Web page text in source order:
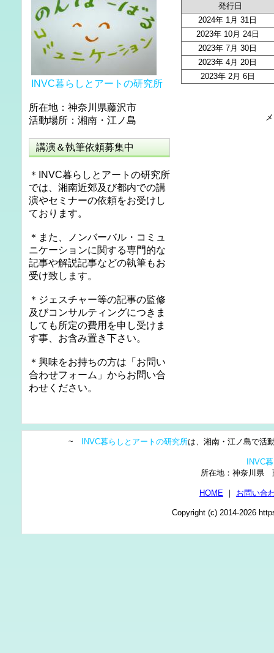
発行日
2024年 1月 31日
2023年 10月 24日
2023年 7月 30日
2023年 4月 20日
2023年 2月 6日
INVC暮らしとアートの研究所
所在地：神奈川県藤沢市
活動場所：湘南・江ノ島
講演＆執筆依頼募集中
＊INVC暮らしとアートの研究所
では、湘南近郊及び都内での講
演やセミナーの依頼をお受けし
ております。
＊また、ノンバーバル・コミュ
ニケーションに関する専門的な
記事や解説記事などの執筆もお
受け致します。
＊ジェスチャー等の記事の監修
及びコンサルティングにつきま
しても所定の費用を申し受けま
す事、お含み置き下さい。
＊興味をお持ちの方は「お問い
合わせフォーム」からお問い合
わせください。
~ INVC暮らしとアートの研究所は、湘南・江ノ島で活
INVC
所在地：神奈川
HOME ｜ お問い合
Copyright (c) 2014-2026